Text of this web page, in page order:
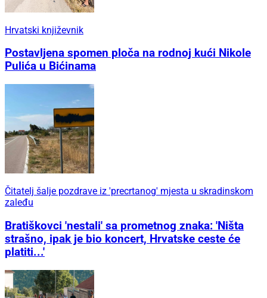
Hrvatski književnik
Postavljena spomen ploča na rodnoj kući Nikole
Pulića u Bićinama
Čitatelj šalje pozdrave iz 'precrtanog' mjesta u skradinskom
zaleđu
Bratiškovci 'nestali' sa prometnog znaka: 'Ništa
strašno, ipak je bio koncert, Hrvatske ceste će
platiti...'